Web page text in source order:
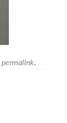
permalink.